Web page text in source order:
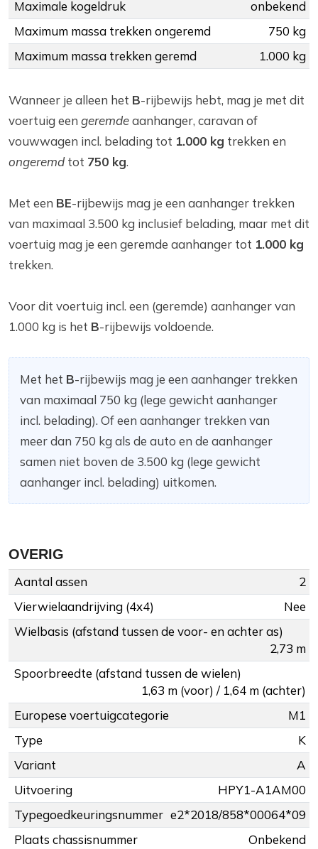
Maximale kogeldruk
onbekend
Maximum massa trekken ongeremd
750 kg
Maximum massa trekken geremd
1.000 kg
Wanneer je alleen het B-rijbewijs hebt, mag je met dit
voertuig een geremdeaanhanger, caravan of
vouwwagen incl. belading tot 1.000 kg trekken en
ongeremd tot 750 kg.
Met een BE-rijbewijs mag je een aanhanger trekken
van maximaal 3.500 kg inclusief belading, maar met dit
voertuig mag je een geremde aanhanger tot 1.000 kg
trekken.
Voor dit voertuig incl. een (geremde) aanhanger van
1.000 kg is het B-rijbewijs voldoende.
Met het B-rijbewijs mag je een aanhanger trekken
van maximaal 750 kg (lege gewicht aanhanger
incl. belading). Of een aanhanger trekken van
meer dan 750 kg als de auto en de aanhanger
samen niet boven de 3.500 kg (lege gewicht
aanhanger incl. belading) uitkomen.
OVERIG
Aantal assen
2
Vierwielaandrijving (4x4)
Nee
Wielbasis (afstand tussen de voor- en achter as)
2,73 m
Spoorbreedte (afstand tussen de wielen)
1,63 m (voor) / 1,64 m (achter)
Europese voertuigcategorie
M1
Type
K
Variant
A
Uitvoering
HPY1-A1AM00
Typegoedkeuringsnummer e2*2018/858*00064*09
Plaats chassisnummer
Onbekend